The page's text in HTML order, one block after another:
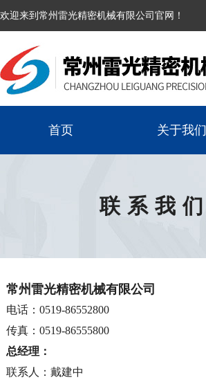
欢迎来到常州雷光精密机械有限公司官网！
首页 关于我们
联系我们
常州雷光精密机械有限公司
电话：0519-86552800
传真：0519-86555800
总经理：
联系人：戴建中